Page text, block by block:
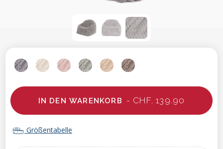
IN DEN WARENKORB - CHF. 139.90
Größentabelle